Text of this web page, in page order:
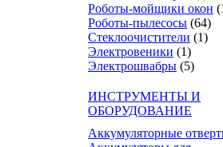
Роботы-мойщики окон
Роботы-пылесосы (64)
Стеклоочистители (1)
Электровеники (1)
Электрошвабры (5)
ИНСТРУМЕНТЫ И
ОБОРУДОВАНИЕ
Аккумуляторные